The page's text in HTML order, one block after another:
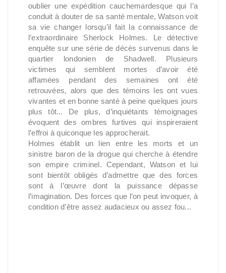
oublier une expédition cauchemardesque qui l’a
conduit à douter de sa santé mentale, Watson voit
sa vie changer lorsqu’il fait la connaissance de
l’extraordinaire Sherlock Holmes. Le détective
enquête sur une série de décès survenus dans le
quartier londonien de Shadwell. Plusieurs
victimes qui semblent mortes d’avoir été
affamées pendant des semaines ont été
retrouvées, alors que des témoins les ont vues
vivantes et en bonne santé à peine quelques jours
plus tôt... De plus, d’inquiétants témoignages
évoquent des ombres furtives qui inspireraient
l’effroi à quiconque les approcherait.
Holmes établit un lien entre les morts et un
sinistre baron de la drogue qui cherche à étendre
son empire criminel. Cependant, Watson et lui
sont bientôt obligés d’admettre que des forces
sont à l’œuvre dont la puissance dépasse
l’imagination. Des forces que l’on peut invoquer, à
condition d’être assez audacieux ou assez fou...